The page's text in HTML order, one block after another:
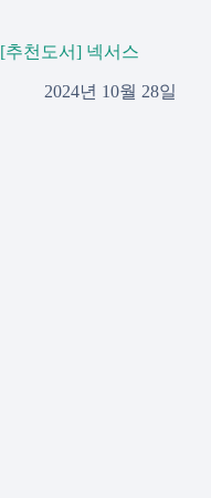
[추천도서] 넥서스
2024년 10월 28일